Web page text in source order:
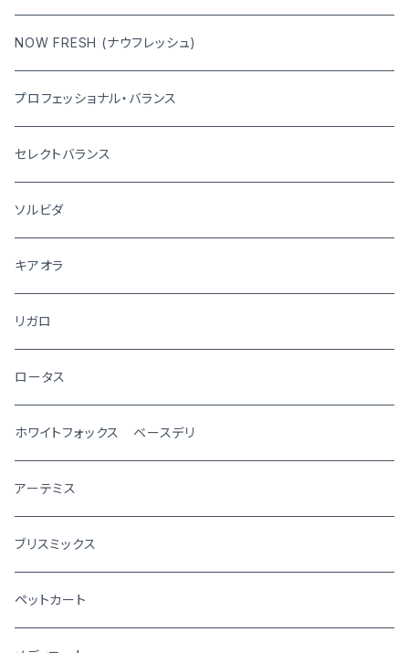
NOW FRESH (ナウフレッシュ)
プロフェッショナル・バランス
セレクトバランス
ソルビダ
キアオラ
リガロ
ロータス
ホワイトフォックス ベースデリ
アーテミス
ブリスミックス
ペットカート